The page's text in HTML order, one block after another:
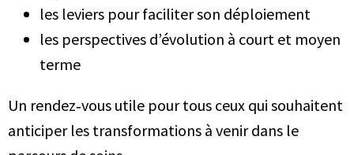
les leviers pour faciliter son déploiement
les perspectives d’évolution à court et moyen
terme
Un rendez‑vous utile pour tous ceux qui souhaitent
anticiper les transformations à venir dans le